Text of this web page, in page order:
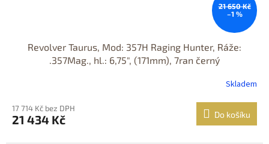
21 650 Kč
–1 %
Revolver Taurus, Mod: 357H Raging Hunter, Ráže:
.357Mag., hl.: 6,75", (171mm), 7ran černý
Skladem
17 714 Kč bez DPH
21 434 Kč Do košíku